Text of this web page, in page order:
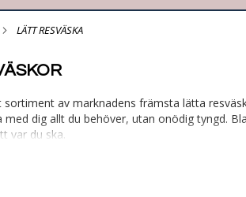
LÄTT RESVÄSKA
av marknadens främsta lätta
med dig allt du behöver, utan onödig tyngd.
var du ska.